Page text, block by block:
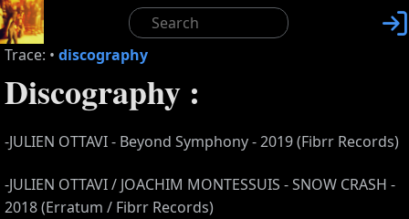

Trace: • discography
Discography :
-JULIEN OTTAVI - Beyond Symphony - 2019 (Fibrr Records)
-JULIEN OTTAVI / JOACHIM MONTESSUIS - SNOW CRASH -
2018 (Erratum / Fibrr Records)